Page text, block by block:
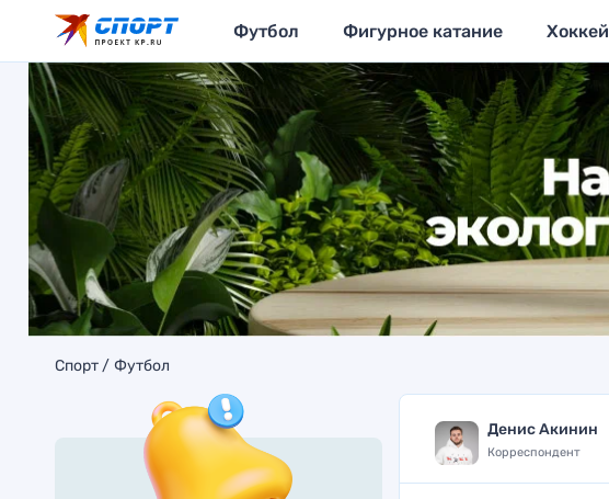
Футбол Фигурное катание Хоккей
Спорт Футбол
Денис Акинин
Корреспондент